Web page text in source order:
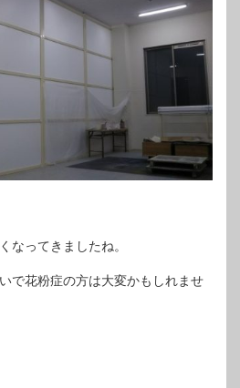
なってきましたね。
で花粉症の方は大変かもしれませ